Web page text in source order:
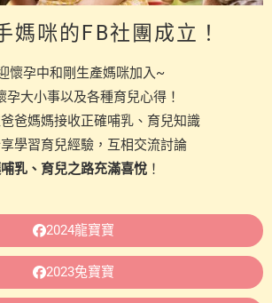
媽咪的FB社團成立！
懷孕中和剛生產媽咪加入~
孕大小事以及各種育兒心得！
爸媽媽接收正確哺乳、育兒知識
學習育兒經驗，互相交流討論
乳、育兒之路充滿喜悅！
2024龍寶寶
2023兔寶寶